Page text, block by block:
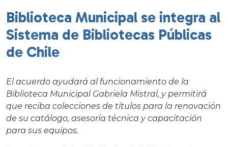
Biblioteca Municipal se integra al
Sistema de Bibliotecas Públicas
de Chile
El acuerdo ayudará al funcionamiento de la
Biblioteca Municipal Gabriela Mistral, y permitirá
que reciba colecciones de títulos para la renovación
de su catálogo, asesoría técnica y capacitación
para sus equipos.